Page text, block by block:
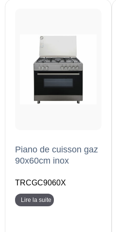
Piano de cuisson gaz
90x60cm inox
TRCGC9060X
Lire la suite